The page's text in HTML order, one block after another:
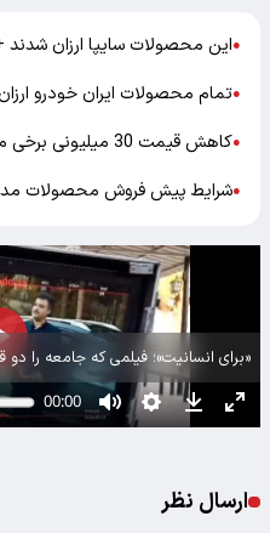
●این محصولات سایپا ارزان
●تمام محصولات ایران خودرو
●کاهش قیمت 30 میلیونی برخی محصولات ایران خودرو + جدول
●شرایط پیش فروش محصولات مدیران
«برای انسانیت»؛ فیلمی که جامعه را دو
ارسال نظر